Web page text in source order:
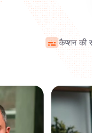
कैप्शन की